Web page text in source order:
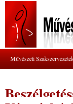
Művészeti